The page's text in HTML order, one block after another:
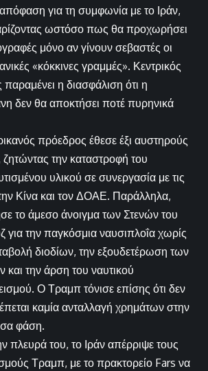
απόφαση για τη συμφωνία με το Ιράν,
ωστόσο πως θα προχωρήσει
μόνο αν γίνουν σεβαστές οι
«κόκκινες γραμμές». Κεντρικός
παραμένει η διασφάλιση ότι η
δεν θα αποκτήσει ποτέ πυρηνικά
πρόεδρος έθεσε έξι αυστηρούς
την καταστροφή του
υλικού σε συνεργασία με τις
Κίνα και τον ΔΟΑΕ. Παράλληλα,
το άμεσο άνοιγμα των Στενών του
για την παγκόσμια ναυσιπλοΐα χωρίς
διοδίων, την εξουδετέρωση των
και την άρση του ναυτικού
Ο Τραμπ τόνισε επίσης ότι δεν
καμία ανταλλαγή χρημάτων στην
φάση.
πλευρά του, το Ιράν απέρριψε τους
Τραμπ, με το πρακτορείο Fars να